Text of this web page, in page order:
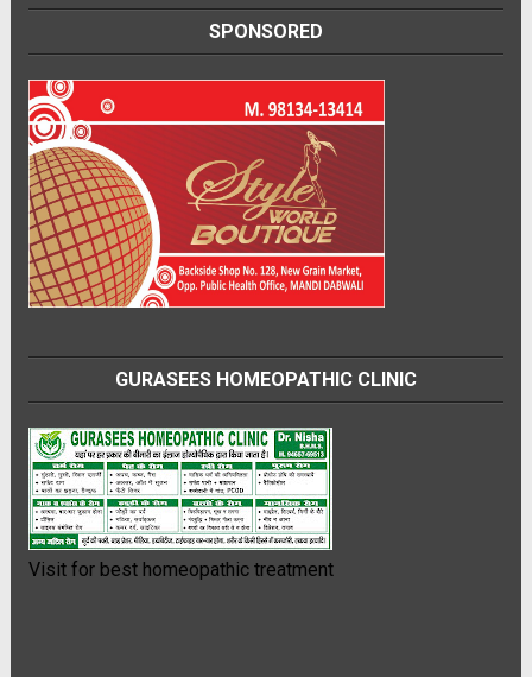
SPONSORED
GURASEES HOMEOPATHIC CLINIC
Visit for best homeopathic treatment